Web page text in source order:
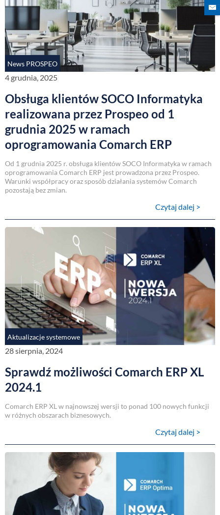
News PROSPEO
4 grudnia, 2025
Obsługa klientów SOCO Informatyka
realizowana przez Prospeo od 1
grudnia 2025 w ramach
oprogramowania Comarch ERP
Od 1 grudnia 2025 r. obsługa klientów SOCO Informatyka w ramach
oprogramowania Comarch ERP jest prowadzona przez Prospeo.
Warunki współpracy oraz sposób działania systemów Comarch
pozostają bez zmian.
Czytaj dalej >
Aktualizacje systemowe
28 sierpnia, 2024
Sprawdź możliwości Comarch ERP XL
2024.1
Comarch ERP XL w najnowszej wersji to ponad 100 nowych funkcji
w różnych obszarach biznesowych.
Czytaj dalej >